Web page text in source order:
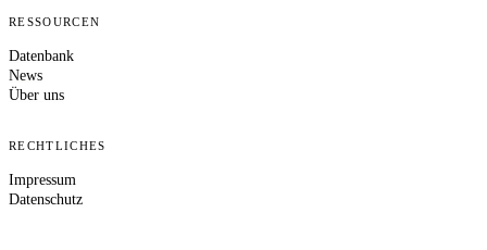
RESSOURCEN
Datenbank
News
Über uns
RECHTLICHES
Impressum
Datenschutz